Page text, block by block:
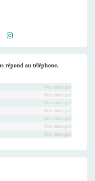
ram
répond au téléphone.
Non renseigné
Non renseigné
Non renseigné
Non renseigné
Non renseigné
Non renseigné
Non renseigné